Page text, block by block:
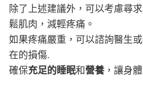
除了上述建議外，可以考慮尋求
鬆肌肉，減輕疼痛。
如果疼痛嚴重，可以諮詢醫生
在的損傷.
確保充足的睡眠和營養 ，讓身